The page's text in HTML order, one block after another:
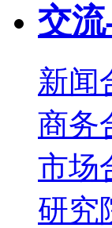
交
新闻
商务
市场
研究